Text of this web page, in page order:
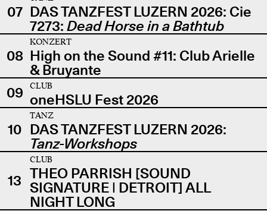
07 DAS TANZFEST LUZERN 2026: Cie
7273: Dead Horse in a Bathtub
08
KONZERT
High on the Sound #11: Club Arielle
& Bruyante
09
CLUB
oneHSLU Fest 2026
10
TANZ
DAS TANZFEST LUZERN 2026:
Tanz-Workshops
13
CLUB
THEO PARRISH [SOUND
SIGNATURE | DETROIT] ALL
NIGHT LONG